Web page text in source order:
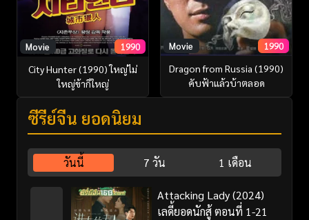
Movie 1990
City Hunter (1990) ใหญ่ไม่
ใหญ่ข้าก็ใหญ่
Movie 1990
Dragon from Russia (1990)
คับฟ้าแล้วบ้าตลอด
ซีรี่ย์จีน ยอดนิยม
วันนี้ 7 วัน 1 เดือน
Attacking Lady (2024)
เลดี้ยอดนักสู้ ตอนที่ 1-21